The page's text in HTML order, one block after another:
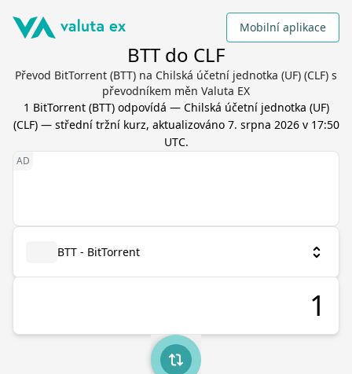
Mobilní aplikace
BTT do CLF
Převod BitTorrent (BTT) na Chilská účetní jednotka (UF) (CLF) s
převodníkem měn Valuta EX
1 BitTorrent(BTT) odpovídá — Chilská účetní jednotka (UF)
(CLF) — střední tržní kurz, aktualizováno 7. srpna 2026 v 17:50
UTC.
BTT - BitTorrent